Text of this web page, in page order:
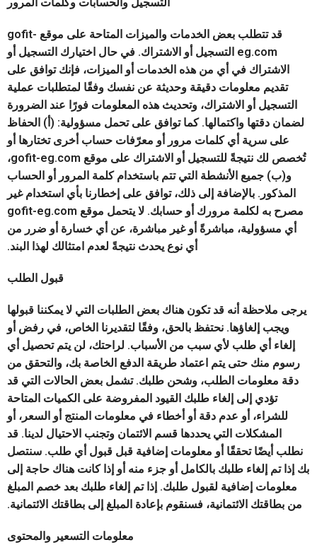
قد تتطلب بعض الخدمات والميزات المتاحة على موقع gofit-
eg.com التسجيل أو الاشتراك. في حال اختيارك التسجيل أو
الاشتراك في أي من هذه الخدمات أو الميزات، فإنك توافق على
تقديم معلومات دقيقة وحديثة عن نفسك وفقًا لمتطلبات عملية
التسجيل أو الاشتراك، وتحديث هذه المعلومات فورًا عند الضرورة
لضمان دقتها واكتمالها. كما توافق على تحمل مسؤولية: (أ) الحفاظ
على سرية أي كلمات مرور أو معرّفات حساب أخرى تختارها أو
تُخصص لك نتيجةً للتسجيل أو الاشتراك على موقع gofit-eg.com،
و(ب) جميع الأنشطة التي تتم باستخدام كلمة المرور أو الحساب
المذكور. بالإضافة إلى ذلك، توافق على إخطارنا بأي استخدام غير
مصرح به لكلمة مرورك أو حسابك. لا يتحمل موقع gofit-eg.com
أي مسؤولية، مباشرةً أو غير مباشرة، عن أي خسارة أو ضرر من
أي نوع يحدث نتيجةً لعدم امتثالك لهذا البند.
قبول الطلب
يرجى ملاحظة أنه قد تكون هناك بعض الطلبات التي لا يمكننا قبولها
ويجب إلغاؤها. نحتفظ بالحق، وفقًا لتقديرنا الخاص، في رفض أو
إلغاء أي طلب لأي سبب من الأسباب. لراحتك، لن يتم تحصيل أي
رسوم منك حتى يتم اعتماد طريقة الدفع الخاصة بك، والتحقق من
دقة معلومات الطلب، وشحن طلبك. تشمل بعض الحالات التي قد
تؤدي إلى إلغاء طلبك القيود المفروضة على الكميات المتاحة
للشراء، أو عدم دقة أو أخطاء في معلومات المنتج أو السعر، أو
المشكلات التي يحددها قسم الائتمان وتجنب الاحتيال لدينا. قد
نطلب أيضًا تحققًا أو معلومات إضافية قبل قبول أي طلب. سنتصل
بك إذا تم إلغاء طلبك بالكامل أو جزء منه أو إذا كانت هناك حاجة إلى
معلومات إضافية لقبول طلبك. إذا تم إلغاء طلبك بعد خصم المبلغ
من بطاقتك الائتمانية، فسنقوم بإعادة المبلغ إلى بطاقتك الائتمانية.
معلومات التسعير والمحتوى